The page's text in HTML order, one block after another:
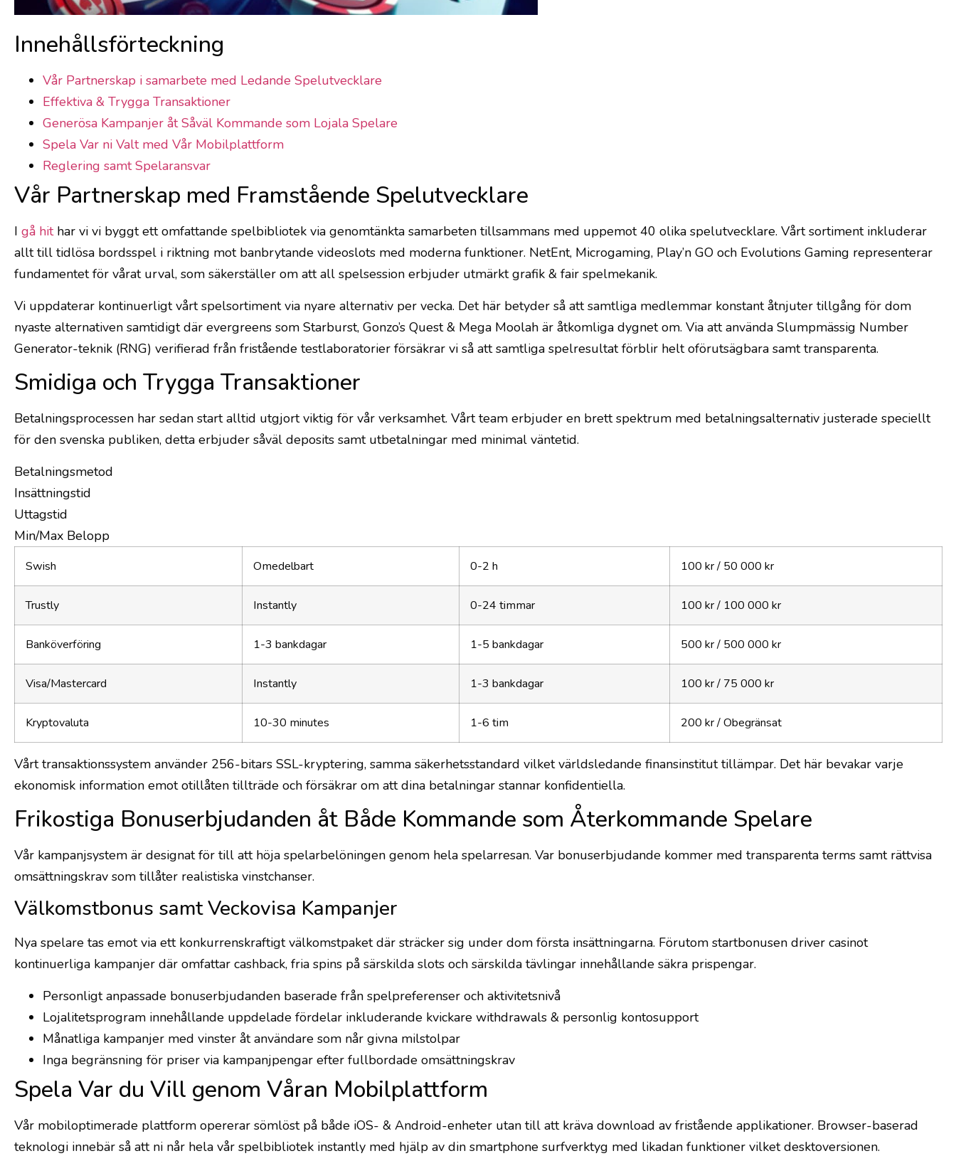
Innehållsförteckning
Vår Partnerskap i samarbete med Ledande Spelutvecklare
Effektiva & Trygga Transaktioner
Generösa Kampanjer åt Såväl Kommande som Lojala Spelare
Spela Var ni Valt med Vår Mobilplattform
Reglering samt Spelaransvar
Vår Partnerskap med Framstående Spelutvecklare
I gå hithar vi vi byggt ett omfattande spelbibliotek via genomtänkta samarbeten tillsammans med uppemot 40 olika spelutvecklare. Vårt sortiment inkluderar
allt till tidlösa bordsspel i riktning mot banbrytande videoslots med moderna funktioner. NetEnt, Microgaming, Play’n GO och Evolutions Gaming representerar
fundamentet för vårat urval, som säkerställer om att all spelsession erbjuder utmärkt grafik & fair spelmekanik.
Vi uppdaterar kontinuerligt vårt spelsortiment via nyare alternativ per vecka. Det här betyder så att samtliga medlemmar konstant åtnjuter tillgång för dom
nyaste alternativen samtidigt där evergreens som Starburst, Gonzo’s Quest & Mega Moolah är åtkomliga dygnet om. Via att använda Slumpmässig Number
Generator-teknik (RNG) verifierad från fristående testlaboratorier försäkrar vi så att samtliga spelresultat förblir helt oförutsägbara samt transparenta.
Smidiga och Trygga Transaktioner
Betalningsprocessen har sedan start alltid utgjort viktig för vår verksamhet. Vårt team erbjuder en brett spektrum med betalningsalternativ justerade speciellt
för den svenska publiken, detta erbjuder såväl deposits samt utbetalningar med minimal väntetid.
Betalningsmetod
Insättningstid
Uttagstid
Min/Max Belopp
Swish Omedelbart 0-2 h 100 kr / 50 000 kr
Trustly Instantly 0-24 timmar 100 kr / 100 000 kr
Banköverföring 1-3 bankdagar 1-5 bankdagar 500 kr / 500 000 kr
Visa/Mastercard Instantly 1-3 bankdagar 100 kr / 75 000 kr
Kryptovaluta 10-30 minutes 1-6 tim 200 kr / Obegränsat
Vårt transaktionssystem använder 256-bitars SSL-kryptering, samma säkerhetsstandard vilket världsledande finansinstitut tillämpar. Det här bevakar varje
ekonomisk information emot otillåten tillträde och försäkrar om att dina betalningar stannar konfidentiella.
Frikostiga Bonuserbjudanden åt Både Kommande som Återkommande Spelare
Vår kampanjsystem är designat för till att höja spelarbelöningen genom hela spelarresan. Var bonuserbjudande kommer med transparenta terms samt rättvisa
omsättningskrav som tillåter realistiska vinstchanser.
Välkomstbonus samt Veckovisa Kampanjer
Nya spelare tas emot via ett konkurrenskraftigt välkomstpaket där sträcker sig under dom första insättningarna. Förutom startbonusen driver casinot
kontinuerliga kampanjer där omfattar cashback, fria spins på särskilda slots och särskilda tävlingar innehållande säkra prispengar.
Personligt anpassade bonuserbjudanden baserade från spelpreferenser och aktivitetsnivå
Lojalitetsprogram innehållande uppdelade fördelar inkluderande kvickare withdrawals & personlig kontosupport
Månatliga kampanjer med vinster åt användare som når givna milstolpar
Inga begränsning för priser via kampanjpengar efter fullbordade omsättningskrav
Spela Var du Vill genom Våran Mobilplattform
Vår mobiloptimerade plattform opererar sömlöst på både iOS- & Android-enheter utan till att kräva download av fristående applikationer. Browser-baserad
teknologi innebär så att ni når hela vår spelbibliotek instantly med hjälp av din smartphone surfverktyg med likadan funktioner vilket desktoversionen.